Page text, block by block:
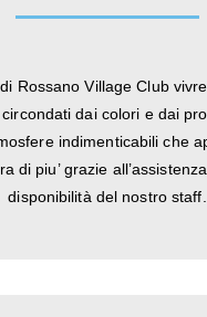
Rossano Village Club
dai colori e dai
indimenticabili che
di piu’ grazie
disponibilità del nostro staff.